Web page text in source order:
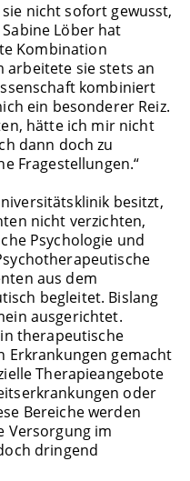
nicht sofort gewusst,
Löber hat
Kombination
arbeitete sie stets an
kombiniert
ein besonderer Reiz.
hätte ich mir nicht
dann doch zu
Fragestellungen.“
besitzt,
nicht verzichten,
Psychologie und
aus dem
begleitet. Bislang
ausgerichtet.
therapeutische
Erkrankungen gemacht
Therapieangebote
oder
Bereiche werden
Versorgung im
dringend